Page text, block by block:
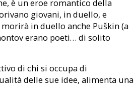
è un eroe romantico della
giovani, in duello, e
morirà in duello anche Puškin (a
erano poeti… di solito
di chi si occupa di
delle sue idee, alimenta una